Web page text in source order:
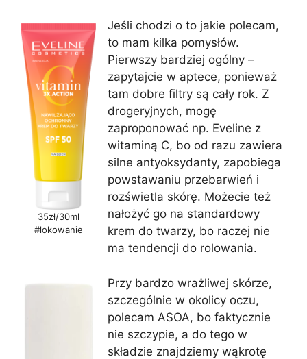
35zł/30ml
#lokowanie
Jeśli chodzi o to jakie polecam,
to mam kilka pomysłów.
Pierwszy bardziej ogólny –
zapytajcie w aptece, ponieważ
tam dobre filtry są cały rok. Z
drogeryjnych, mogę
zaproponować np. Eveline z
witaminą C, bo od razu zawiera
silne antyoksydanty, zapobiega
powstawaniu przebarwień i
rozświetla skórę. Możecie też
nałożyć go na standardowy
krem do twarzy, bo raczej nie
ma tendencji do rolowania.
Przy bardzo wrażliwej skórze,
szczególnie w okolicy oczu,
polecam ASOA, bo faktycznie
nie szczypie, a do tego w
składzie znajdziemy wąkrotę